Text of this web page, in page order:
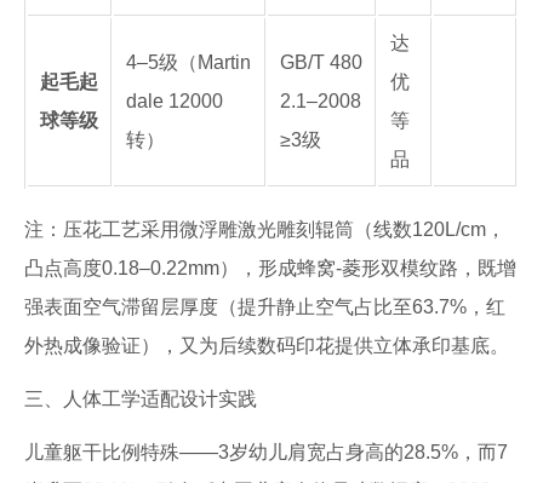
起毛起
球等级
4–5级（Martin
dale 12000
转）
GB/T 480
2.1–2008
≥3级
达
优
等
品
注：压花工艺采用微浮雕激光雕刻辊筒（线数120L/cm，
凸点高度0.18–0.22mm），形成蜂窝-菱形双模纹路，既增
强表面空气滞留层厚度（提升静止空气占比至63.7%，红
外热成像验证），又为后续数码印花提供立体承印基底。
三、人体工学适配设计实践
儿童躯干比例特殊——3岁幼儿肩宽占身高的28.5%，而7